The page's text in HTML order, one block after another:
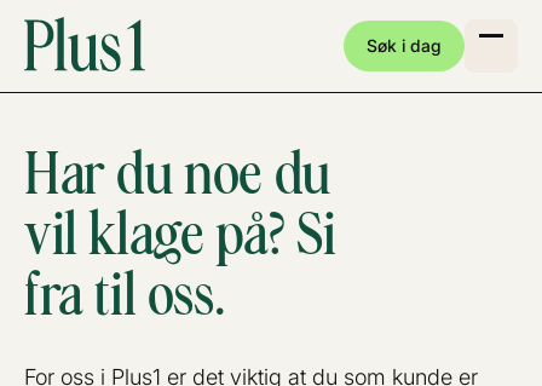
Søk i dag
Har du noe du
vil klage på? Si
fra til oss.
For oss i Plus1 er det viktig at du som kunde er